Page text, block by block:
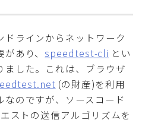
ラインからネットワーク
があり、speedtest-cli とい
ました。これは、ブラウザ
(の財産)を利用
なのですが、ソースコード
ストの送信アルゴリズムを